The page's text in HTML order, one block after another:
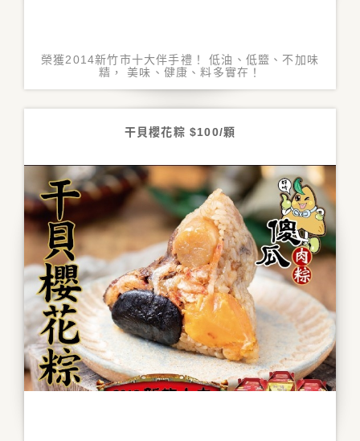
榮獲2014新竹市十大伴手禮！ 低油、低盬、不加味
精， 美味、健康、料多實在！
干貝櫻花粽 $100/顆